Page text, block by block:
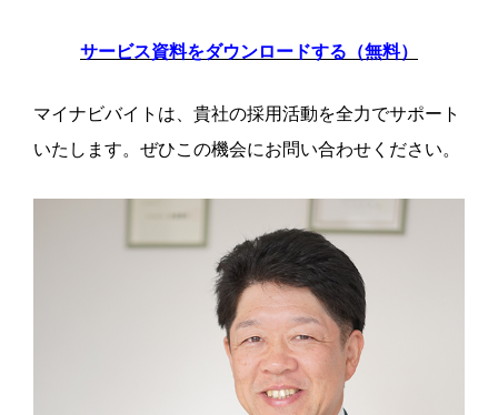
サービス資料をダウンロードする（無料）
マイナビバイトは、貴社の採用活動を全力でサポート
いたします。ぜひこの機会にお問い合わせください。